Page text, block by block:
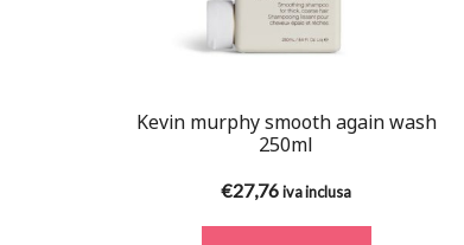
Kevin murphy smooth again wash
250ml
€27,76iva inclusa